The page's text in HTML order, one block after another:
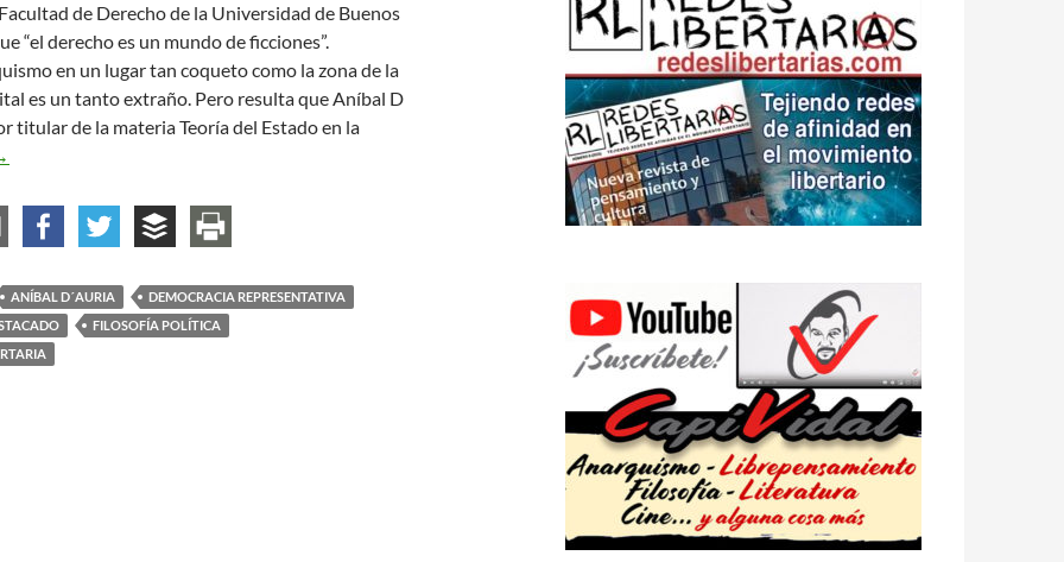
de Derecho de la Universidad de Buenos
“el derecho es un mundo de ficciones”.
en un lugar tan coqueto como la zona de la
es un tanto extraño. Pero resulta que Aníbal D
titular de la materia Teoría del Estado en la
D´Auria: “No hay nada más realista que el anarquismo”
ANÍBAL D´AURIA
DEMOCRACIA REPRESENTATIVA
FILOSOFÍA POLÍTICA